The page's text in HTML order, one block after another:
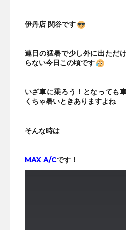
伊丹店 関谷です
連日の猛暑で少し外に出ただ
らない今日この頃です
いざ車に乗ろう！となっても
くちゃ暑いときありますよね
そんな時は
MAX A/Cです！